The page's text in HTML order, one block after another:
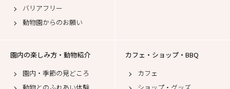
バリアフリー
動物園からのお願い
園内の楽しみ方・動物紹介
園内・季節の見どころ
カフェ・ショップ・BBQ
カフェ